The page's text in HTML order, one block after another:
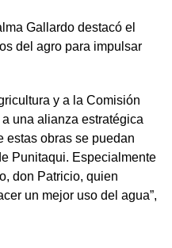
Gallardo destacó el
del agro para impulsar
y a la Comisión
una alianza estratégica
estas obras se puedan
Punitaqui. Especialmente
don Patricio, quien
un mejor uso del agua”,